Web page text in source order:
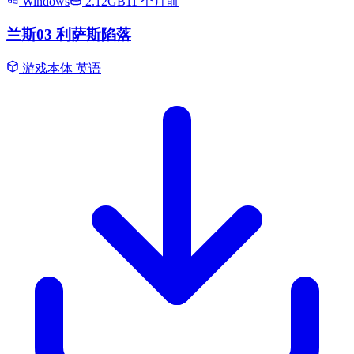
兰斯03 利萨斯陷落
游戏本体 英语